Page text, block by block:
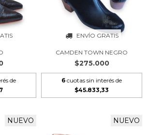
de
ENVÍO GRATIS
CAMDEN TOWN NEGRO
$275.000
6 cuotas sin interés de
$45.833,33
NUEVO NUEVO